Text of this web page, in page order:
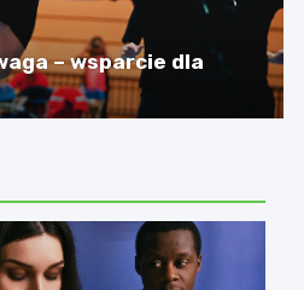
– wsparcie dla